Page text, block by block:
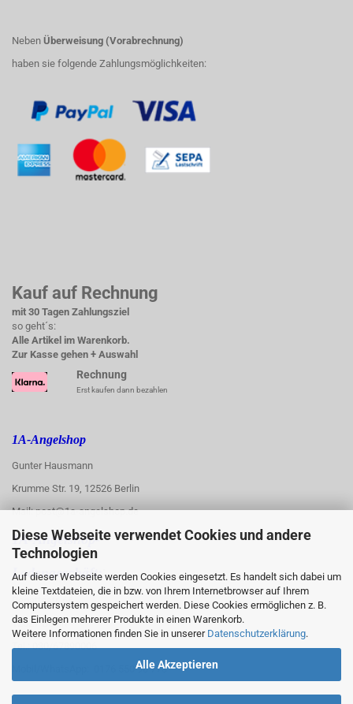
Diese Webseite verwendet Cookies und andere
Technologien
Auf dieser Webseite werden Cookies eingesetzt. Es handelt sich dabei um
kleine Textdateien, die in bzw. von Ihrem Internetbrowser auf Ihrem
Computersystem gespeichert werden. Diese Cookies ermöglichen z. B.
das Einlegen mehrerer Produkte in einen Warenkorb.
Weitere Informationen finden Sie in unserer Datenschutzerklärung.
Alle Akzeptieren
Neben Überweisung (Vorabrechnung)
haben sie folgende Zahlungsmöglichkeiten:
Kauf auf Rechnung
mit 30 Tagen Zahlungsziel
so geht´s:
Alle Artikel im Warenkorb.
Zur Kasse gehen + Auswahl
Rechnung
Erst kaufen dann bezahlen
1A-Angelshop
Gunter Hausmann
Krumme Str. 19, 12526 Berlin
Mail: post@1a-angelshop.de
1A-Angelshop-
Ladengeschäft::
Regattastr. 66
12527 Berlin
Tel.: 030/67890006
Mobil/WhatsApp: 0176 550 90 773